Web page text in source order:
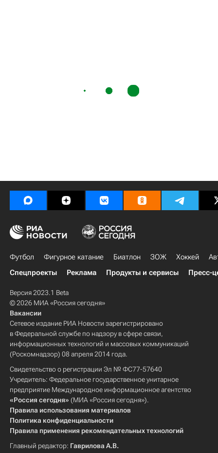
Футбол Фигурное катание Биатлон ЗОЖ Хоккей
Спецпроекты
Реклама Продукты и сервисы Пресс-
Версия 2023.1 Beta
© 2026 МИА «Россия сегодня»
Вакансии
Сетевое издание РИА Новости зарегистрировано
в Федеральной службе по надзору в сфере связи,
информационных технологий и массовых коммуникаций
(Роскомнадзор) 08 апреля 2014 года.
Свидетельство о регистрации Эл № ФС77-57640
Учредитель: Федеральное государственное унитарное
предприятие Международное информационное агентство
«Россия сегодня» (МИА «Россия сегодня»).
Правила использования материалов
Политика конфиденциальности
Правила применения рекомендательных технологий
Главный редактор: Гаврилова А.В.